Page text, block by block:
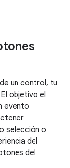
un control, tu
El objetivo el
evento
selección o
del
del